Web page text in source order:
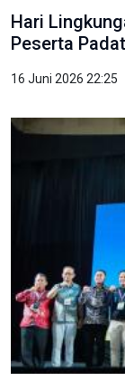
Hari
Peserta
16 Juni 2026 22:25